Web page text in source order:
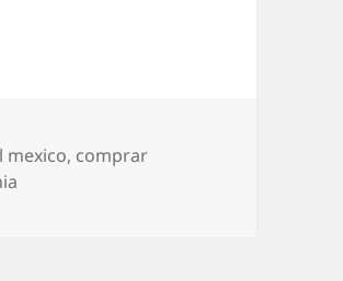
mexico, comprar